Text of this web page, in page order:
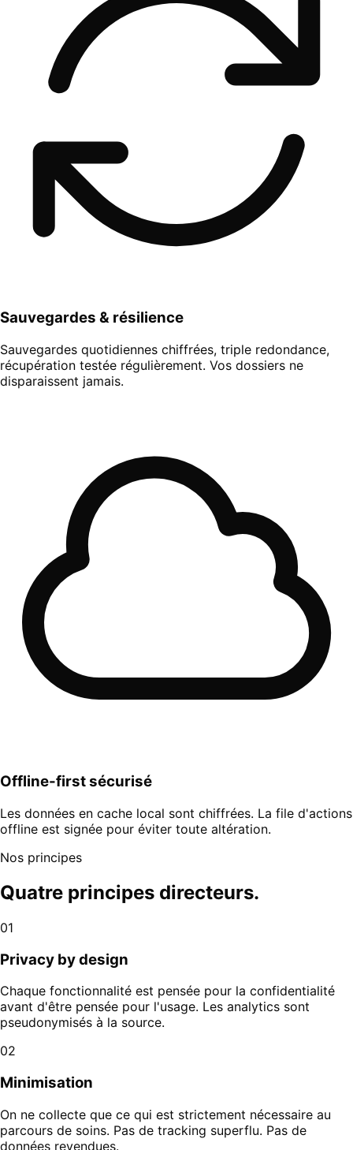
Sauvegardes & résilience
Sauvegardes quotidiennes chiffrées, triple redondance,
récupération testée régulièrement. Vos dossiers ne
disparaissent jamais.
Offline-first sécurisé
Les données en cache local sont chiffrées. La file d'actions
offline est signée pour éviter toute altération.
Nos principes
Quatre principes directeurs.
01
Privacy by design
Chaque fonctionnalité est pensée pour la confidentialité
avant d'être pensée pour l'usage. Les analytics sont
pseudonymisés à la source.
02
Minimisation
On ne collecte que ce qui est strictement nécessaire au
parcours de soins. Pas de tracking superflu. Pas de
données revendues.